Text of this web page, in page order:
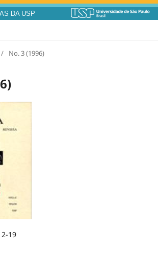
DA USP
/ No. 3 (1996)
19